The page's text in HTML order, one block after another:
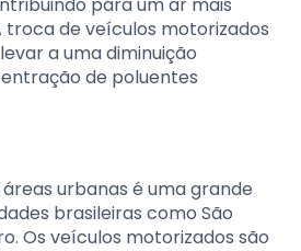
troca de veículos motorizados
a uma diminuição
de poluentes
urbanas é uma grande
brasileiras como São
Os veículos motorizados são